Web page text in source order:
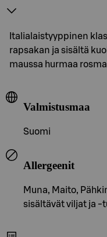
Italialaistyyppinen
rapsakan ja sisältä
maussa hurmaa
Valmistusmaa
Suomi
Allergeenit
Muna, Maito,
sisältävät viljat ja -